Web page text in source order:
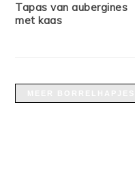
Tapas van aubergines
met kaas